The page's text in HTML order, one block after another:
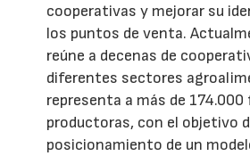
cooperativas y mejorar su
los puntos de venta.
reúne a decenas de
diferentes sectores
representa a más de
productoras, con el objetivo
posicionamiento de un